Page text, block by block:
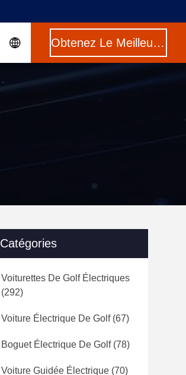
Obtenez Le Meilleur Prix
Catégories
Voiturettes De Golf Électriques
(292)
Voiture Électrique De Golf(67)
Boguet Électrique De Golf(78)
Voiture Guidée Électrique (70)